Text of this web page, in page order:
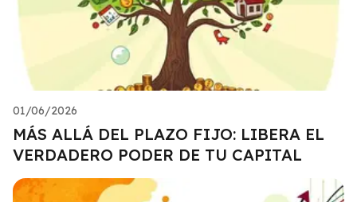
01/06/2026
MÁS ALLÁ DEL PLAZO FIJO: LIBERA EL
VERDADERO PODER DE TU CAPITAL